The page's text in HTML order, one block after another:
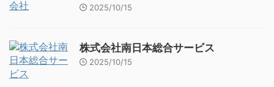
2025/10/15
株式会社南日本総合サービス
2025/10/15